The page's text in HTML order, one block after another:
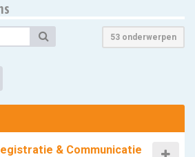
53 onderwerpen
& Communicatie